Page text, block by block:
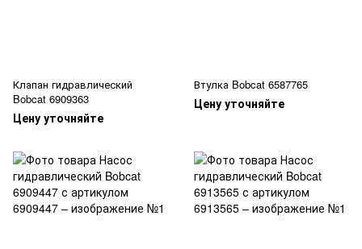
Клапан гидравлический
Bobcat 6909363
Цену уточняйте
Втулка Bobcat 6587765
Цену уточняйте